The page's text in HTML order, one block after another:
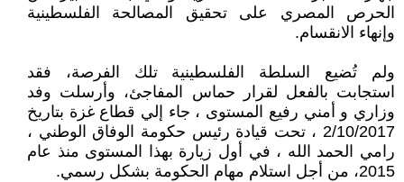
الحرص المصري على تحقيق المصالحة الفلسطينية
وإنهاء الانقسام.
ولم تُضيع السلطة الفلسطينية تلك الفرصة، فقد
استجابت بالفعل لقرار حماس المفاجئ، وأرسلت وفد
وزاري و أمني رفيع المستوى ، جاء إلي قطاع غزة بتاريخ
2/10/2017 ، تحت قيادة رئيس حكومة الوفاق الوطني ،
رامي الحمد الله ، في أول زيارة بهذا المستوى منذ عام
2015، من أجل استلام مهام الحكومة بشكل رسمي.